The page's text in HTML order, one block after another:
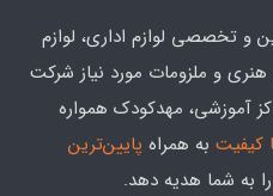
و تخصصی لوازم اداری، لوازم
هنری و ملزومات مورد نیاز شرکت
آموزشی، مهدکودک همواره
کیفیت به همراه پایین‌ترین
به شما هدیه‌ دهد.